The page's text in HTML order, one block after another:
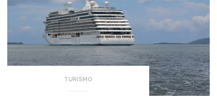
TURISMO